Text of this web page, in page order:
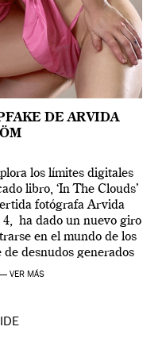
DE ARVIDA
los límites digitales
libro, ‘In The Clouds’
fotógrafa Arvida
ha dado un nuevo giro
en el mundo de los
desnudos generados
— VER MÁS